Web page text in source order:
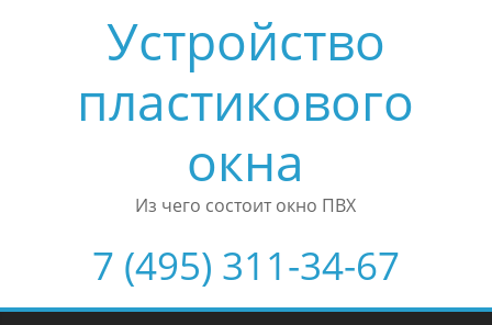
Устройство
пластикового
окна
Из чего состоит окно ПВХ
7 (495) 311-34-67